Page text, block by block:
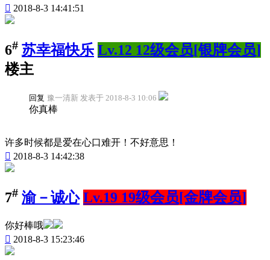
 2018-8-3 14:41:51
6# 苏幸福快乐 Lv.12 12级会员[银牌会员]
楼主
回复 豫一清新 发表于 2018-8-3 10:06
你真棒
许多时候都是爱在心口难开！不好意思！
 2018-8-3 14:42:38
7# 渝－诚心 Lv.19 19级会员[金牌会员]
你好棒哦
 2018-8-3 15:23:46